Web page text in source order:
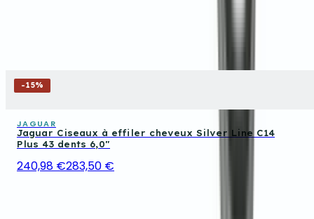
-15%
JAGUAR
Jaguar Ciseaux à effiler cheveux Silver Line C14
Plus 43 dents 6,0"
240,98 €283,50 €